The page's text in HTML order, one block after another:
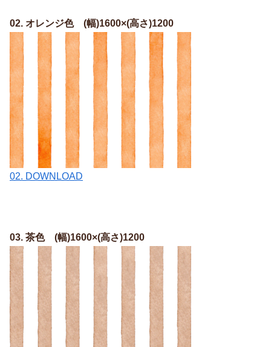
02. オレンジ色 (幅)1600×(高さ)1200
02. DOWNLOAD
03. 茶色 (幅)1600×(高さ)1200